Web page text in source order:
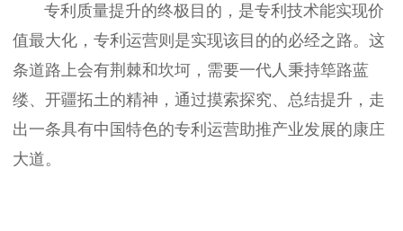
专利质量提升的终极目的，是专利技术能实现价
值最大化，专利运营则是实现该目的的必经之路。这
条道路上会有荆棘和坎坷，需要一代人秉持筚路蓝
缕、开疆拓土的精神，通过摸索探究、总结提升，走
出一条具有中国特色的专利运营助推产业发展的康庄
大道。